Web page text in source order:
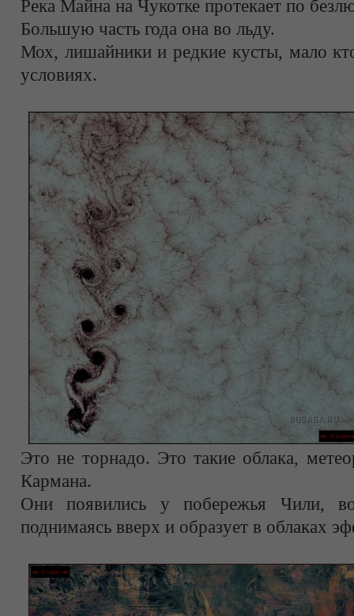
Река Майна на Чукотке протекает по
Большую часть года она во льду.
Мох, лишайники и редкие кусты, мало
условиях.
Это не торнадо. Это такие облака,
Кармана.
Они появились у побережья Чили,
поднимаясь вверх и образует в облаках